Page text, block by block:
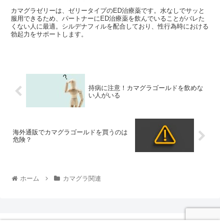
カマグラゼリーは、ゼリータイプのED治療薬です。水なしでサッと
服用できるため、パートナーにED治療薬を飲んでいることがバレた
くない人に最適。シルデナフィルを配合しており、性行為時における
勃起力をサポートします。
持病に注意！カマグラゴールドを飲めな
い人がいる
海外通販でカマグラゴールドを買うのは
危険？
ホーム カマグラ関連